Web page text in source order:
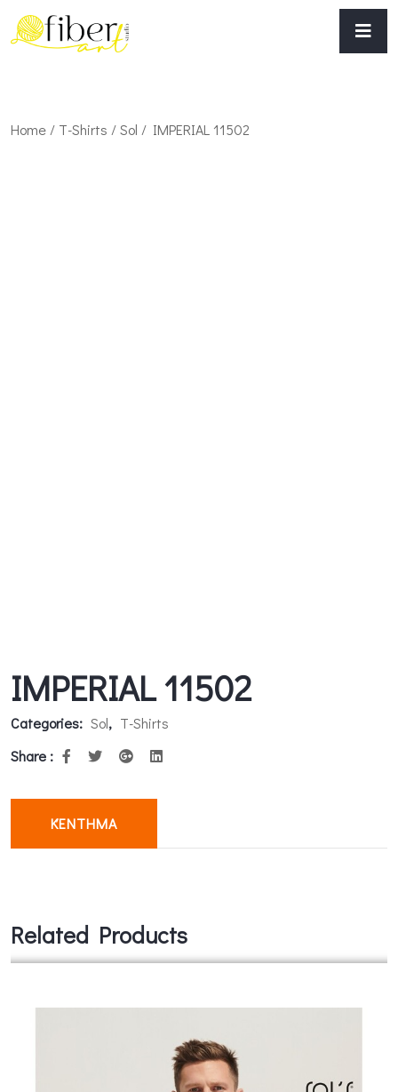
Home / T-Shirts /Sol / IMPERIAL 11502
IMPERIAL 11502
Categories: Sol, T-Shirts
Share :
ΚΈΝΤΗΜΑ
Related Products